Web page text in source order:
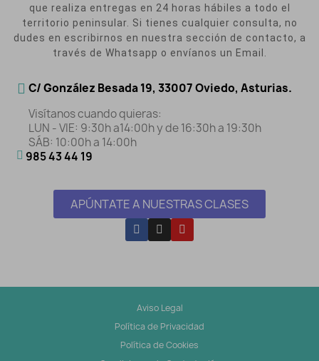
que realiza entregas en 24 horas hábiles a todo el
territorio peninsular. Si tienes cualquier consulta, no
dudes en escribirnos en nuestra sección de contacto, a
través de Whatsapp o envíanos un Email.
C/ González Besada 19, 33007 Oviedo, Asturias.
Visítanos cuando quieras:
LUN - VIE: 9:30h a14:00h y de 16:30h a 19:30h
SÁB: 10:00h a 14:00h
985 43 44 19
APÚNTATE A NUESTRAS CLASES
Aviso Legal
Política de Privacidad
Política de Cookies